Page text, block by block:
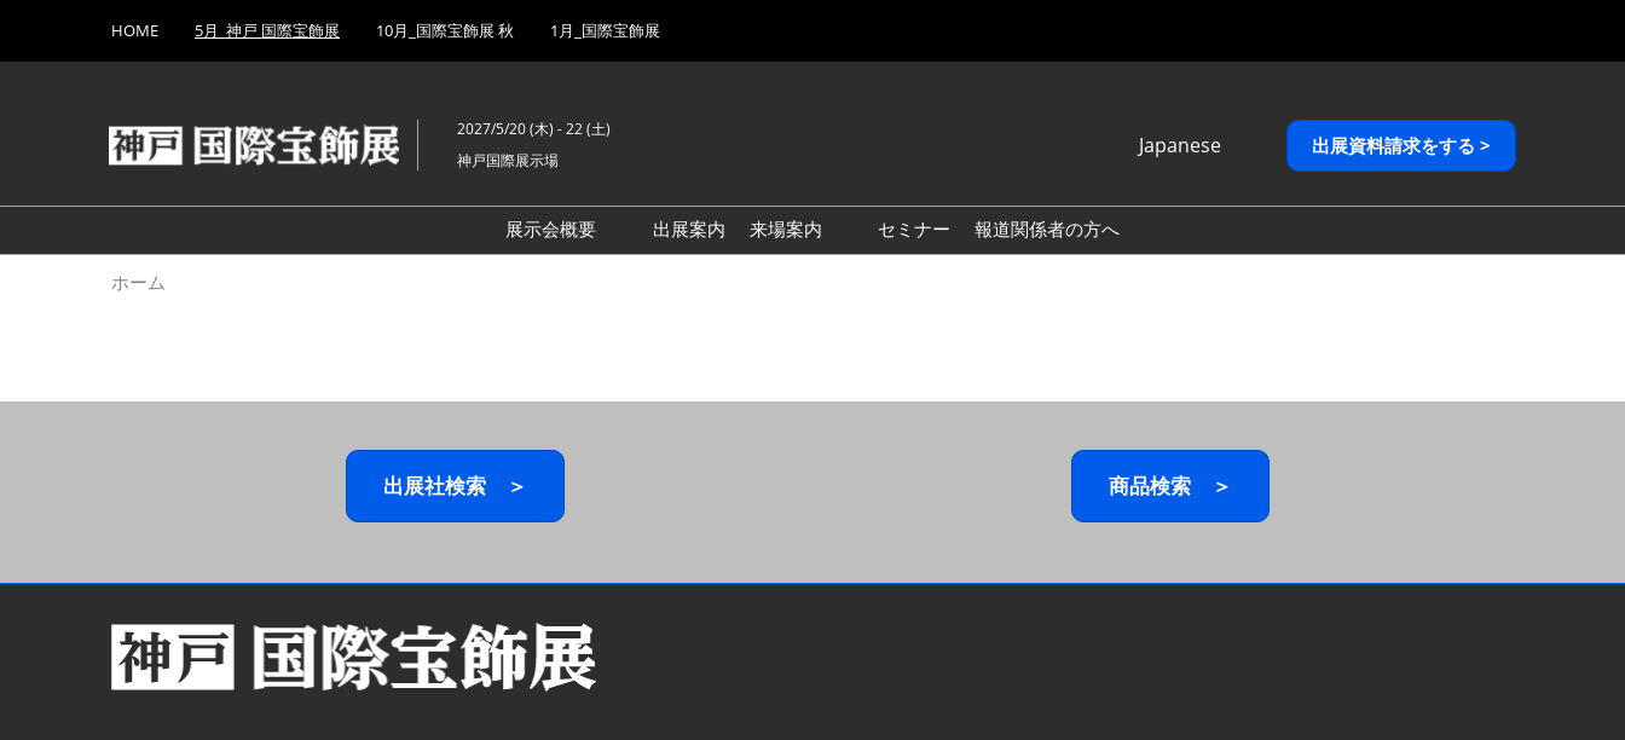
キ
し
て
to
HOME 5月_神戸 国際宝飾展 10月_国際宝飾展 秋 1月_国際宝飾展
2027/5/20 (木) - 22 (土)
神戸国際展示場
Japanese
English
繁體中文
出展資料請求をする >
展示会概要
出展案内
来場案内
セミナー 報道関係者の方へ
ホーム
出展社検索 ＞ 商品検索 ＞